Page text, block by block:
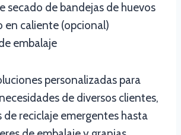
secado de bandejas de huevos
en caliente (opcional)
embalaje
personalizadas para
de diversos clientes,
de reciclaje emergentes hasta